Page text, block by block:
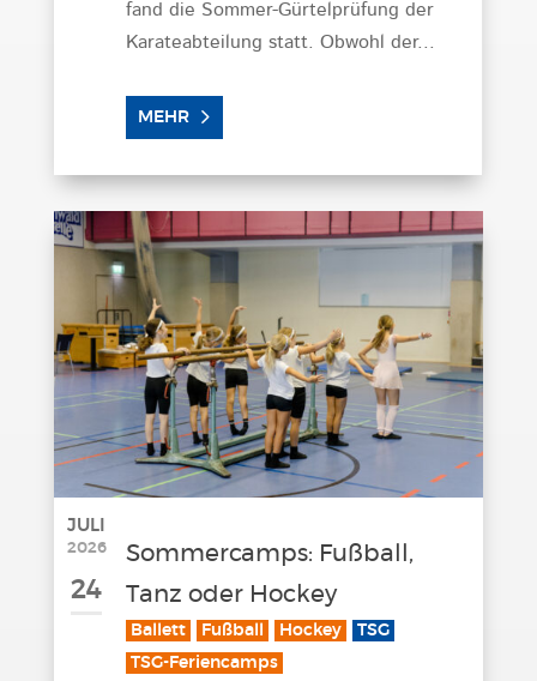
fand die Sommer-Gürtelprüfung der
Karateabteilung statt. Obwohl der...
MEHR
JULI
2026
24
Sommercamps: Fußball,
Tanz oder Hockey
Ballett Fußball Hockey
TSG
TSG-Feriencamps